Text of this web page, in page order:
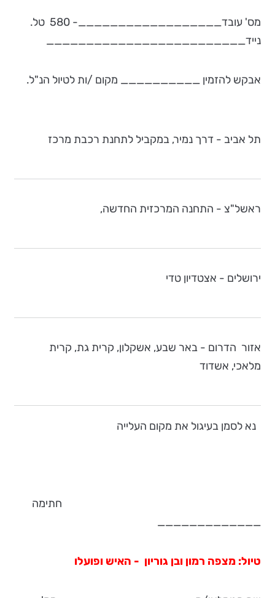
מס' עובד__________________- 580 טל.
נייד_________________________
אבקש להזמין __________ מקום /ות לטיול הנ"ל.
תל אביב - דרך נמיר, במקביל לתחנת רכבת מרכז
ראשל"צ - התחנה המרכזית החדשה,
ירושלים - אצטדיון טדי
אזור הדרום - באר שבע, אשקלון, קרית גת, קרית
מלאכי, אשדוד
נא לסמן בעיגול את מקום העלייה
חתימה
_____________
טיול: מצפה רמון ובן גוריון - האיש ופועלו